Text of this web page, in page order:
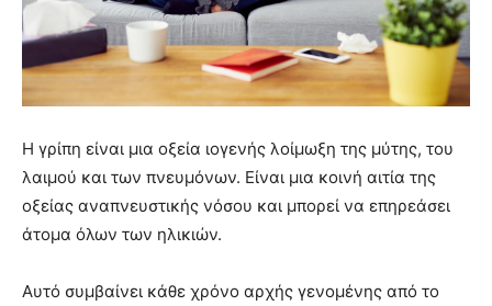
Η γρίπη είναι μια οξεία ιογενής λοίμωξη της μύτης, του
λαιμού και των πνευμόνων. Είναι μια κοινή αιτία της
οξείας αναπνευστικής νόσου και μπορεί να επηρεάσει
άτομα όλων των ηλικιών.
Αυτό συμβαίνει κάθε χρόνο αρχής γενομένης από το